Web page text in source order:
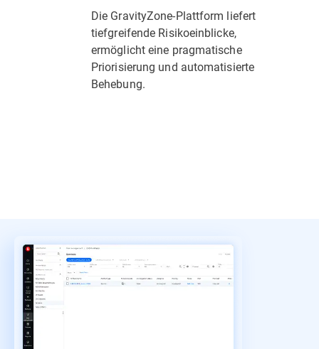
Die GravityZone-Plattform liefert
tiefgreifende Risikoeinblicke,
ermöglicht eine pragmatische
Priorisierung und automatisierte
Behebung.